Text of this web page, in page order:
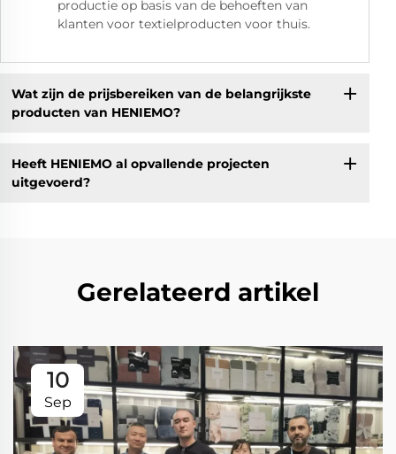
productie op basis van de behoeften van
klanten voor textielproducten voor thuis.
Wat zijn de prijsbereiken van de belangrijkste
producten van HENIEMO?
Heeft HENIEMO al opvallende projecten
uitgevoerd?
Gerelateerd artikel
10
Sep